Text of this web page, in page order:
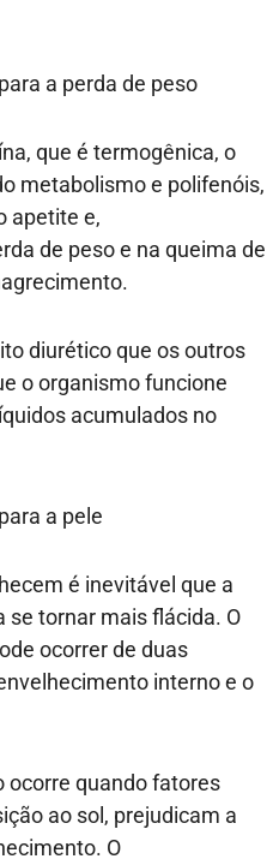
a perda de peso
que é termogênica, o
metabolismo e polifenóis,
apetite e,
de peso e na queima de
diurético que os outros
o organismo funcione
acumulados no
a pele
é inevitável que a
se tornar mais flácida. O
ocorrer de duas
interno e o
ocorre quando fatores
ao sol, prejudicam a
O